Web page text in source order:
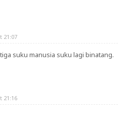
21:07
suku manusia suku lagi binatang.
21:16